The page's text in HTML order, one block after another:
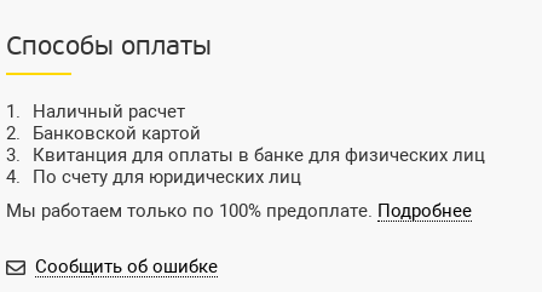
Способы оплаты
Наличный расчет
Банковской картой
Квитанция для оплаты в банке для физических лиц
По счету для юридических лиц
Мы работаем только по 100% предоплате. Подробнее
Сообщить об ошибке